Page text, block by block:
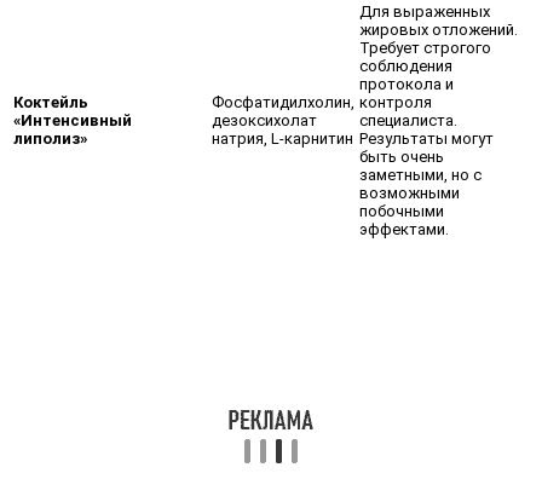
Коктейль
«Интенсивный
липолиз»
Фосфатидилхолин,
дезоксихолат
натрия, L-карнитин
Для выраженных
жировых отложений.
Требует строгого
соблюдения
протокола и
контроля
специалиста.
Результаты могут
быть очень
заметными, но с
возможными
побочными
эффектами.